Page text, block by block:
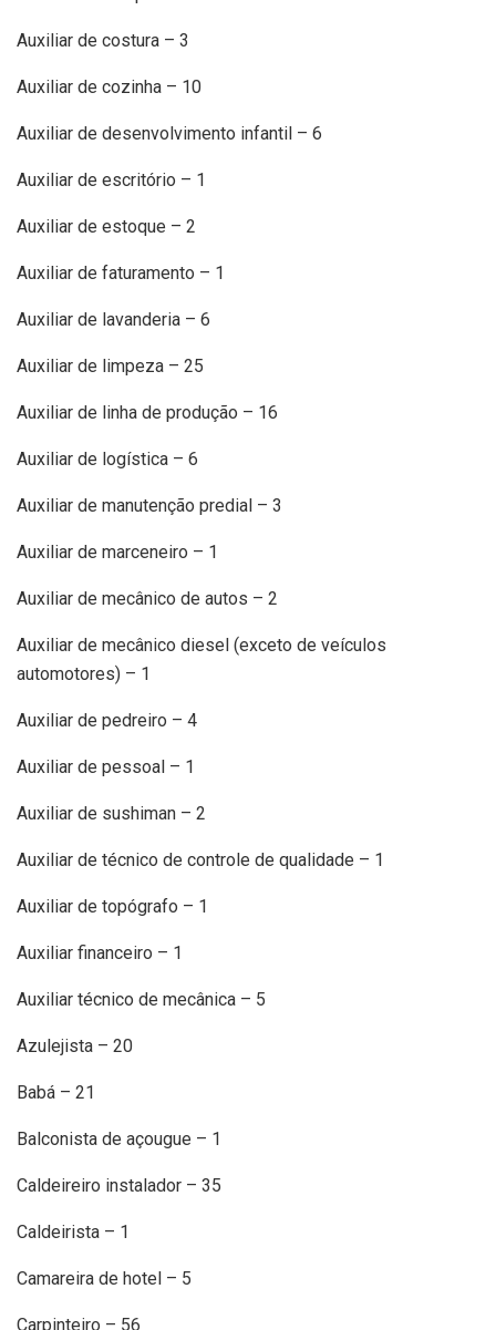
Auxiliar de costura – 3
Auxiliar de cozinha – 10
Auxiliar de desenvolvimento infantil – 6
Auxiliar de escritório – 1
Auxiliar de estoque – 2
Auxiliar de faturamento – 1
Auxiliar de lavanderia – 6
Auxiliar de limpeza – 25
Auxiliar de linha de produção – 16
Auxiliar de logística – 6
Auxiliar de manutenção predial – 3
Auxiliar de marceneiro – 1
Auxiliar de mecânico de autos – 2
Auxiliar de mecânico diesel (exceto de veículos
automotores) – 1
Auxiliar de pedreiro – 4
Auxiliar de pessoal – 1
Auxiliar de sushiman – 2
Auxiliar de técnico de controle de qualidade – 1
Auxiliar de topógrafo – 1
Auxiliar financeiro – 1
Auxiliar técnico de mecânica – 5
Azulejista – 20
Babá – 21
Balconista de açougue – 1
Caldeireiro instalador – 35
Caldeirista – 1
Camareira de hotel – 5
Carpinteiro – 56